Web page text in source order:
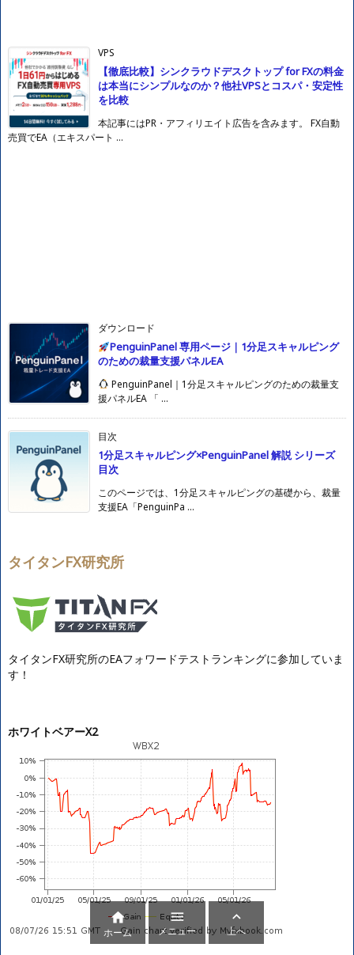
VPS
【徹底比較】シンクラウドデスクトップ for FXの料金
は本当にシンプルなのか？他社VPSとコスパ・安定性
を比較
本記事にはPR・アフィリエイト広告を含みます。 FX自動
売買でEA（エキスパート ...
ダウンロード
PenguinPanel 専用ページ｜1分足スキャルピング
のための裁量支援パネルEA
PenguinPanel｜1分足スキャルピングのための裁量支
援パネルEA 「 ...
目次
1分足スキャルピング×PenguinPanel 解説 シリーズ
目次
このページでは、1分足スキャルピングの基礎から、裁量
支援EA「PenguinPa ...
タイタンFX研究所
タイタンFX研究所のEAフォワードテストランキングに参加していま
す！
ホワイトベアーX2

ホーム

メニュー

上へ